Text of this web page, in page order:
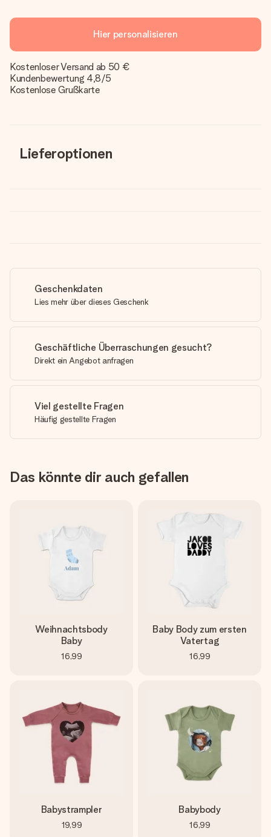
Hier personalisieren
Kostenloser Versand ab 50 €
Kundenbewertung 4,8/5
Kostenlose Grußkarte
Lieferoptionen
Geschenkdaten
Lies mehr über dieses Geschenk
Geschäftliche Überraschungen gesucht?
Direkt ein Angebot anfragen
Viel gestellte Fragen
Häufig gestellte Fragen
Das könnte dir auch gefallen
Weihnachtsbody
Baby
16,99
Baby Body zum ersten
Vatertag
16,99
Babystrampler
19,99
Babybody
16,99